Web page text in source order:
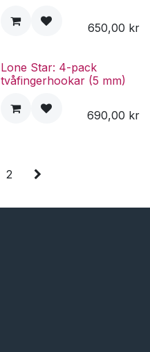
650,00 kr
Lone Star: 4-pack
tvåfingerhookar (5 mm)
690,00 kr
2